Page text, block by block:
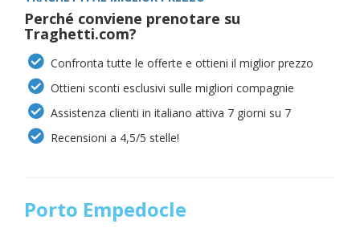
Perché conviene prenotare su
Traghetti.com?
Confronta tutte le offerte e ottieni il miglior prezzo
Ottieni sconti esclusivi sulle migliori compagnie
Assistenza clienti in italiano attiva 7 giorni su 7
Recensioni a 4,5/5 stelle!
Porto Empedocle